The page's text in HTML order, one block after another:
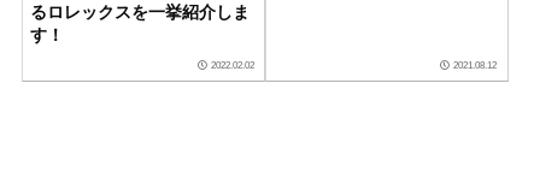
るロレックスを一挙紹介しま
す！
2022.02.02 2021.08.12